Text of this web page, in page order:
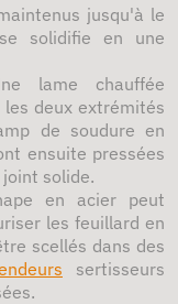
jusqu'à le
solidifie en une
lame chauffée
deux extrémités
de soudure en
ensuite pressées
solide.
en acier peut
les feuillard en
scellés dans des
sertisseurs